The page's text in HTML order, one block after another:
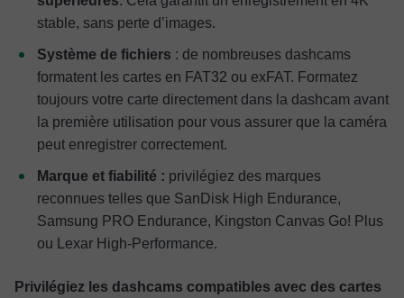
stable, sans perte d’images.
Système de fichiers : de nombreuses dashcams
formatent les cartes en FAT32 ou exFAT. Formatez
toujours votre carte directement dans la dashcam avant
la première utilisation pour vous assurer que la caméra
peut enregistrer correctement.
Marque et fiabilité : privilégiez des marques
reconnues telles que SanDisk High Endurance,
Samsung PRO Endurance, Kingston Canvas Go! Plus
ou Lexar High-Performance.
Privilégiez les dashcams compatibles avec des cartes